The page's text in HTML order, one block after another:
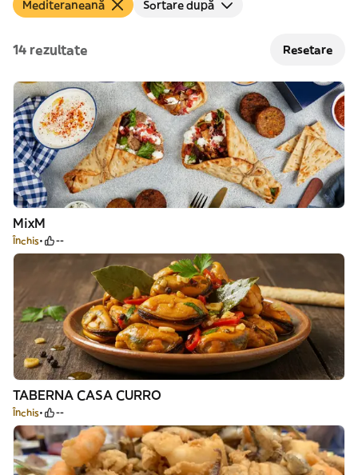
Mediteraneană Sortare după
14 rezultate Resetare
MixM
Închis --
TABERNA CASA CURRO
Închis --